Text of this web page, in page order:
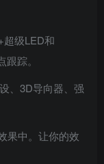
超级LED和
踪。
、3D导向器、强
果中。让你的效